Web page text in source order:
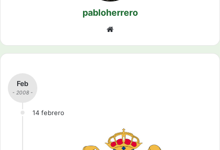
pabloherrero
we
Feb
- 2008 -
14 febrero